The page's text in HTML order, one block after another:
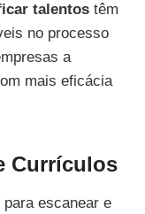
talentos têm
no processo
a
mais eficácia
Currículos
escanear e